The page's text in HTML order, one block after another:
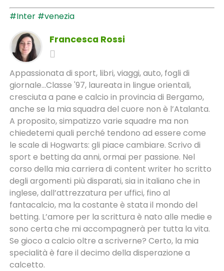
#Inter #venezia
Francesca Rossi
Appassionata di sport, libri, viaggi, auto, fogli di
giornale...Classe '97, laureata in lingue orientali,
cresciuta a pane e calcio in provincia di Bergamo,
anche se la mia squadra del cuore non è l’Atalanta.
A proposito, simpatizzo varie squadre ma non
chiedetemi quali perché tendono ad essere come
le scale di Hogwarts: gli piace cambiare. Scrivo di
sport e betting da anni, ormai per passione. Nel
corso della mia carriera di content writer ho scritto
degli argomenti più disparati, sia in italiano che in
inglese, dall’attrezzatura per uffici, fino al
fantacalcio, ma la costante è stata il mondo del
betting. L’amore per la scrittura è nato alle medie e
sono certa che mi accompagnerà per tutta la vita.
Se gioco a calcio oltre a scriverne? Certo, la mia
specialità è fare il decimo della disperazione a
calcetto.